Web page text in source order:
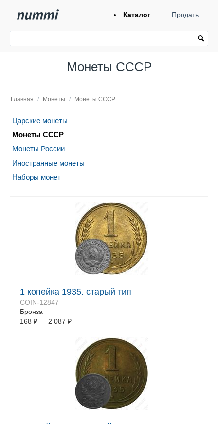
Каталог Продать
Монеты СССР
Главная / Монеты / Монеты СССР
Царские монеты
Монеты СССР
Монеты России
Иностранные монеты
Наборы монет
1 копейка 1935, старый тип
COIN-12847
Бронза
168 ₽ — 2 087 ₽